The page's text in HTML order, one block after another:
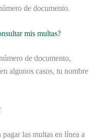
de documento.
mis multas?
de documento,
algunos casos, tu nombre
las multas en línea a